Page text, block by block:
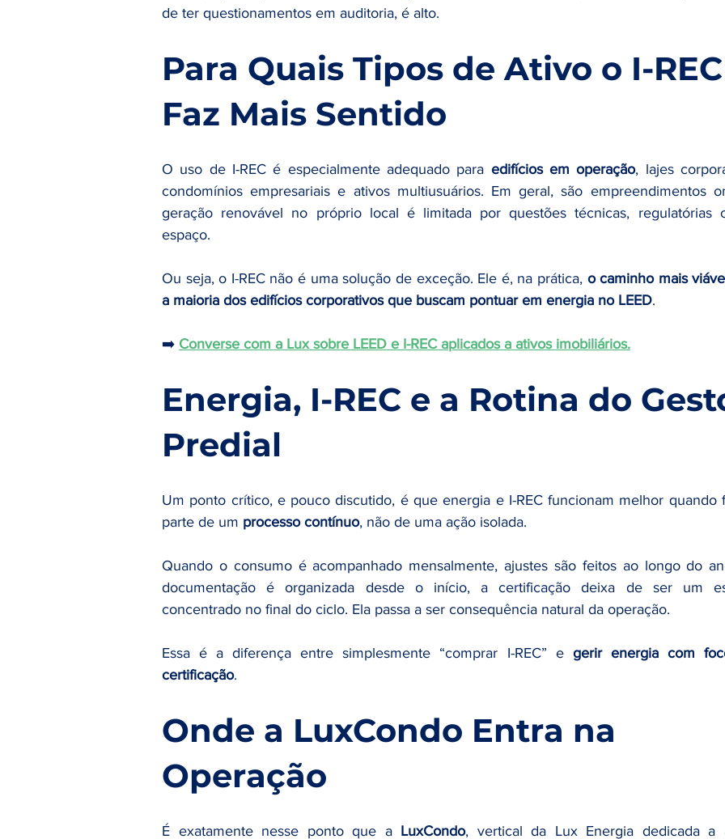
de ter questionamentos em auditoria, é alto.
Para Quais Tipos de Ativo o I-
Faz Mais Sentido
O uso de I-REC é especialmente adequado para edifícios em operação, lajes
condomínios empresariais e ativos multiusuários. Em geral, são empreendimentos
geração renovável no próprio local é limitada por questões técnicas, regulatórias
espaço.
Ou seja, o I-REC não é uma solução de exceção. Ele é, na prática, o caminho mais
a maioria dos edifícios corporativos que buscam pontuar em energia no LEED.
➡️ Converse com a Lux sobre LEED e I-REC aplicados a ativos imobiliários.
Energia, I-REC e a Rotina do
Predial
Um ponto crítico, e pouco discutido, é que energia e I-REC funcionam melhor quando
parte de um processo contínuo, não de uma ação isolada.
Quando o consumo é acompanhado mensalmente, ajustes são feitos ao longo do
documentação é organizada desde o início, a certificação deixa de ser um
concentrado no final do ciclo. Ela passa a ser consequência natural da operação.
Essa é a diferença entre simplesmente “comprar I-REC” e gerir energia com
certificação.
Onde a LuxCondo Entra na
Operação
É exatamente nesse ponto que a LuxCondo, vertical da Lux Energia dedicada a